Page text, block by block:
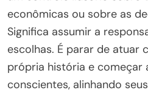
econômicas ou sobre as
Significa assumir a
escolhas. É parar de atuar
própria história e começar
conscientes, alinhando